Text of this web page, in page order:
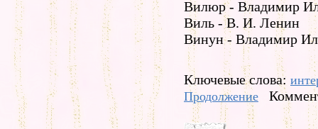
Вилюр - Владимир
Виль - В. И. Ленин
Винун - Владимир
Ключевые слова:
Продолжение